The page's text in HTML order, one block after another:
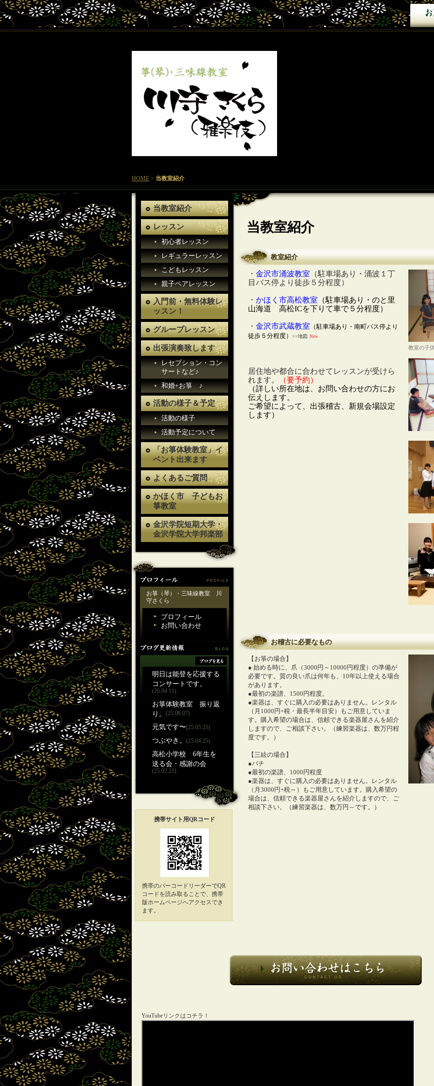
HOME > 当教室紹介
当教室紹介
レッスン
初心者レッスン
レギュラーレッスン
こどもレッスン
親子ペアレッスン
入門前・無料体験レ
ッスン！
グループレッスン
出張演奏致します
レセプション・コン
サートなど♪
和婚+お箏 ♪
活動の様子＆予定
活動の様子
活動予定について
「お箏体験教室」イ
ベント出来ます
よくあるご質問
かほく市 子どもお
箏教室
金沢学院短期大学・
金沢学院大学邦楽部
お箏（琴）・三味線教室 川
守さくら
プロフィール
お問い合わせ
明日は能登を応援する
コンサートです。
(26.04.11)
お箏体験教室 振り返
り。 (25.08.07)
元気です〜(25.05.25)
つぶやき。 (25.04.25)
高松小学校 6年生を
送る会・感謝の会
(25.02.21)
携帯サイト用QRコード
携帯のバーコードリーダーでQR
コードを読み取ることで、携帯
版ホームページへアクセスでき
ます。
当教室紹介
教室紹介
・ 金沢市涌波教室 （駐車場あり・涌波１丁
目バス停より徒歩５分程度）
・ かほく市高松教室 （駐車場あり・のと里
山海道 高松ICを下りて車で５分程度）
・ 金沢市武蔵教室 （駐車場あり・南町バス停より
徒歩５分程度）
>>地図 New
居住地や都合に合わせてレッスンが受けら
れます。
（要予約）
（詳しい所在地は、お問い合わせの方にお
伝えします。
ご希望によって、出張稽古、新規会場設定
します）
教室の子
お稽古に必要なもの
【お箏の場合】
● 始める時に、爪（3000円～10000円程度）の準備が
必要です。質の良い爪は何年も、10年以上使える場合
があります。
●最初の楽譜、1500円程度。
●楽器は、すぐに購入の必要はありません。レンタル
（月1000円+税・最長半年目安）もご用意していま
す。購入希望の場合は、信頼できる楽器屋さんを紹介
しますので、ご相談下さい。（練習楽器は、数万円程
度です。）
【三絃の場合】
●バチ
●最初の楽譜、1000円程度
●楽器は、すぐに購入の必要はありません。レンタル
（月3000円+税～）もご用意しています。購入希望の
場合は、信頼できる楽器屋さんを紹介しますので、ご
相談下さい。（練習楽器は、数万円～です。）
YouTubeリンクはコチラ！